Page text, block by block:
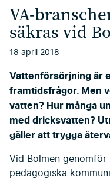
VA-
säkras vid
18 april 2018
Vattenförsörjning är
framtidsfrågor. Men
vatten? Hur många
med dricksvatten?
gäller att trygga
Vid Bolmen
pedagogiska